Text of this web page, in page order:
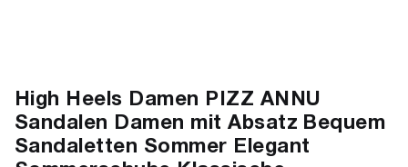
High Heels Damen PIZZ ANNU
Sandalen Damen mit Absatz Bequem
Sandaletten Sommer Elegant